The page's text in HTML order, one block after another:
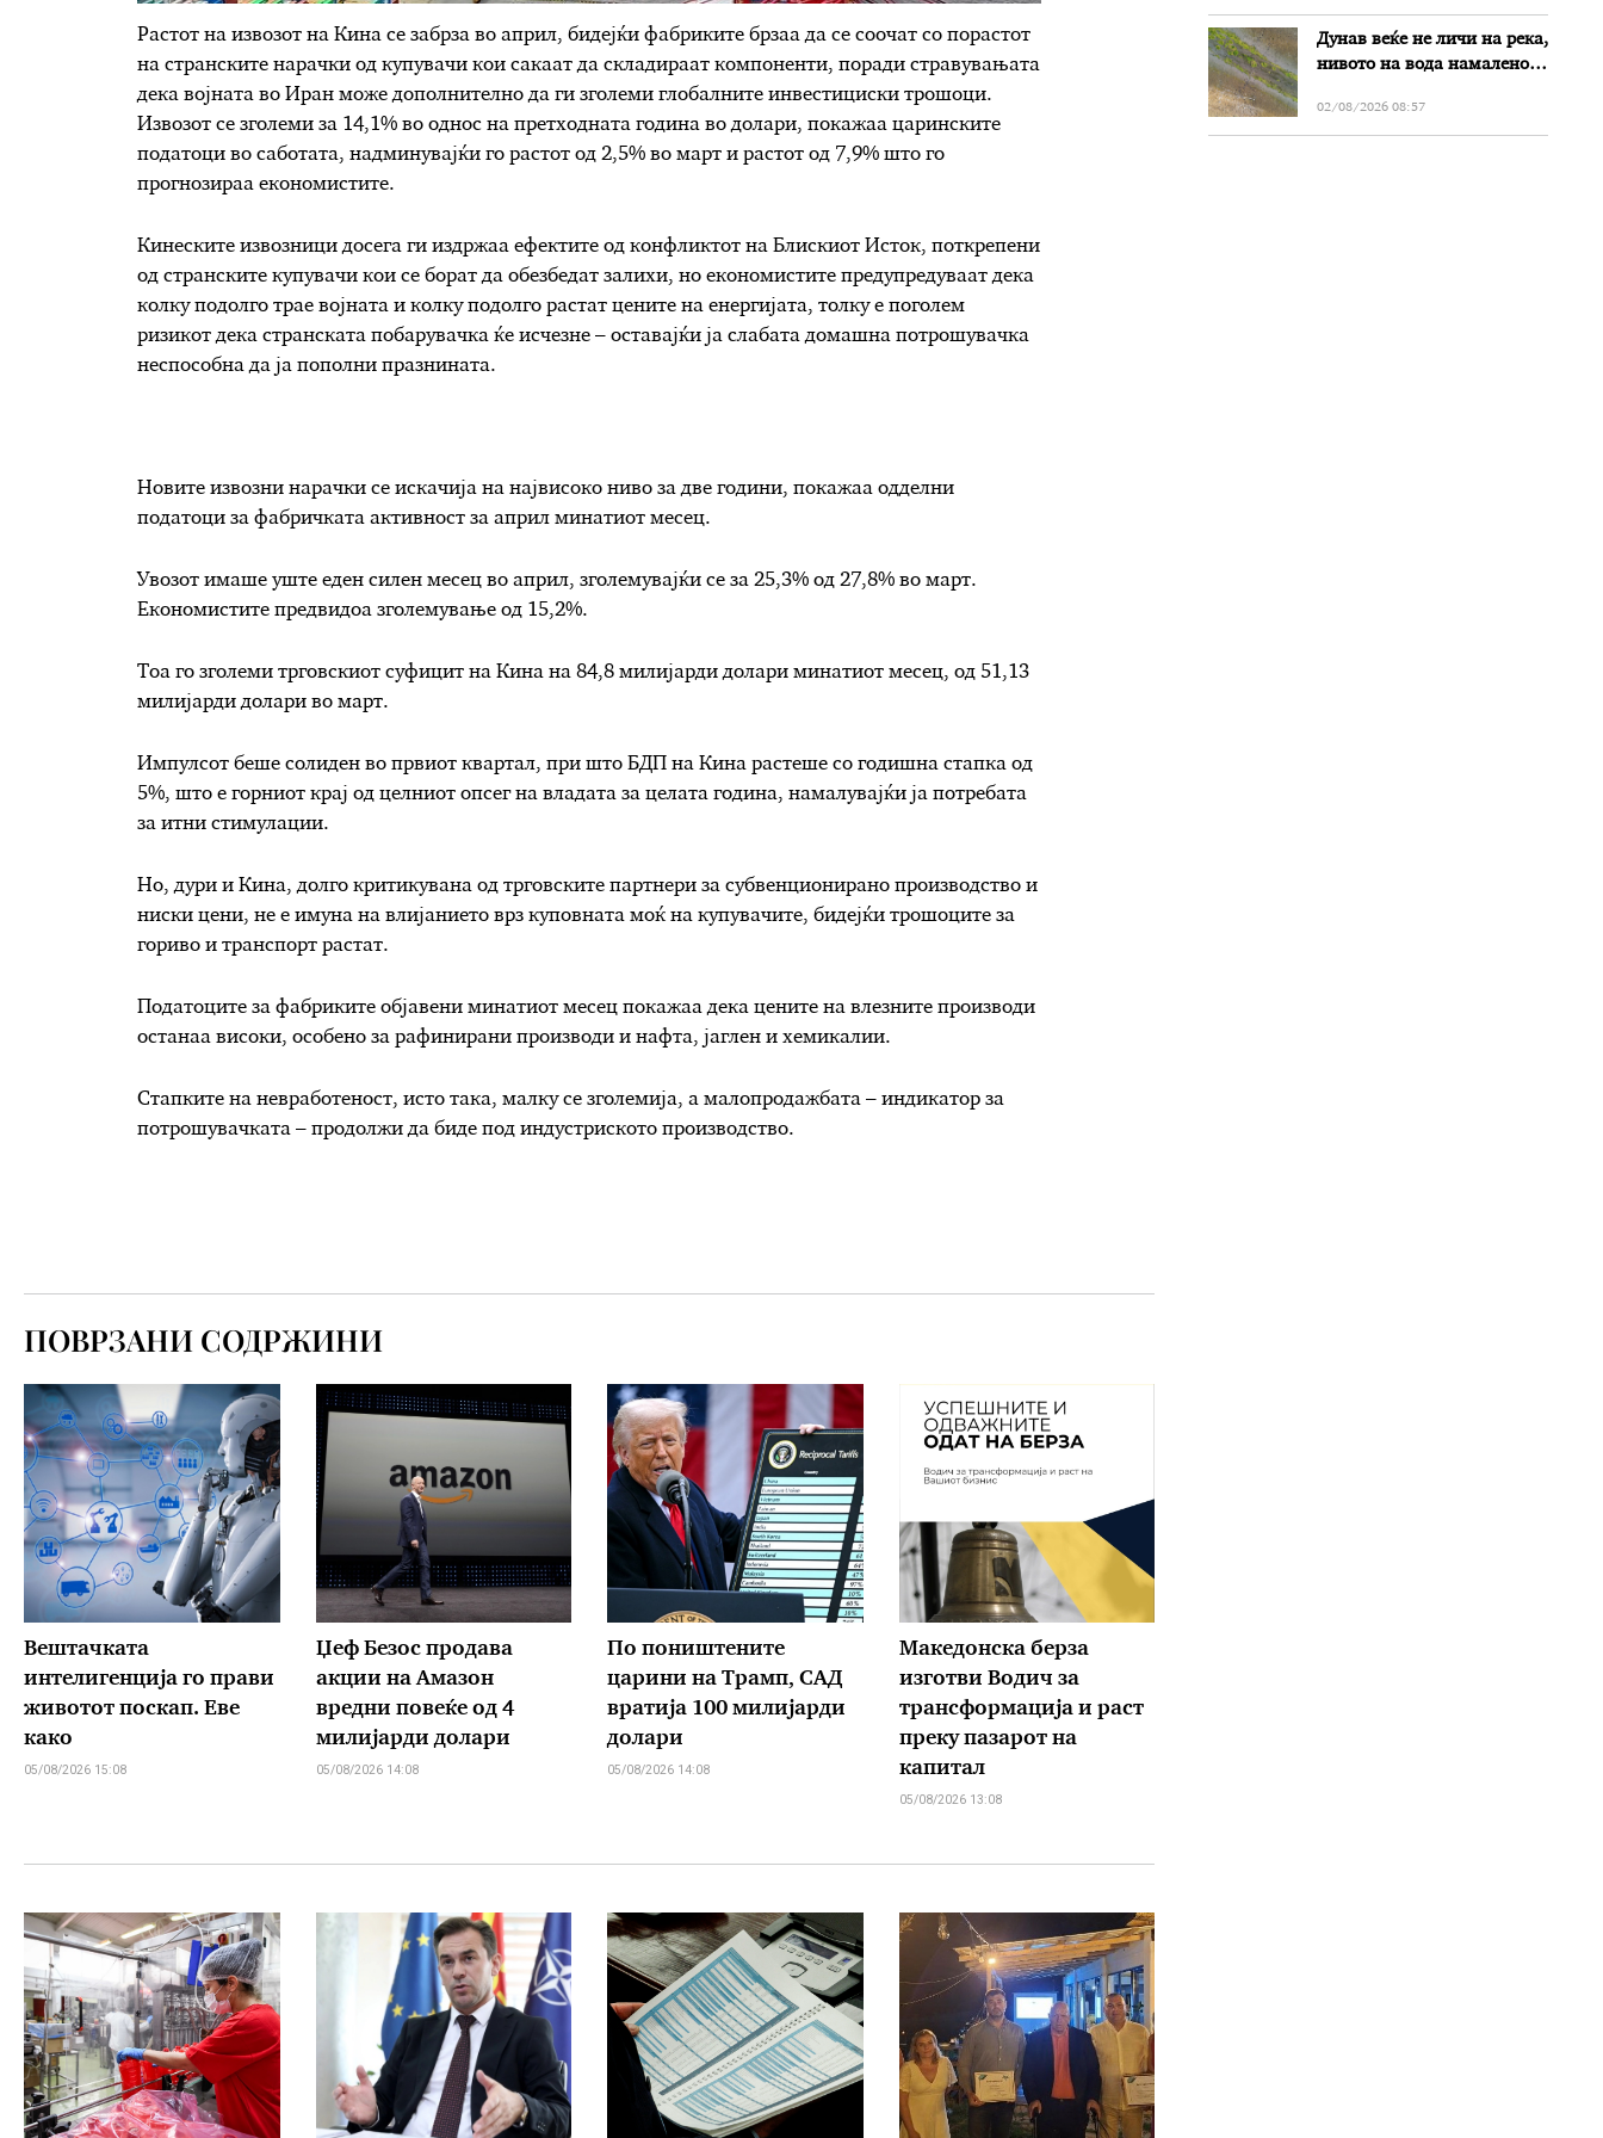
Растот на извозот на Кина се забрза во април, бидејќи фабриките брзаа да се соочат со порастот
на странските нарачки од купувачи кои сакаат да складираат компоненти, поради стравувањата
дека војната во Иран може дополнително да ги зголеми глобалните инвестициски трошоци.
Извозот се зголеми за 14,1% во однос на претходната година во долари, покажаа царинските
податоци во саботата, надминувајќи го растот од 2,5% во март и растот од 7,9% што го
прогнозираа економистите.
Кинеските извозници досега ги издржаа ефектите од конфликтот на Блискиот Исток, поткрепени
од странските купувачи кои се борат да обезбедат залихи, но економистите предупредуваат дека
колку подолго трае војната и колку подолго растат цените на енергијата, толку е поголем
ризикот дека странската побарувачка ќе исчезне – оставајќи ја слабата домашна потрошувачка
неспособна да ја пополни празнината.
Новите извозни нарачки се искачија на највисоко ниво за две години, покажаа одделни
податоци за фабричката активност за април минатиот месец.
Увозот имаше уште еден силен месец во април, зголемувајќи се за 25,3% од 27,8% во март.
Економистите предвидоа зголемување од 15,2%.
Тоа го зголеми трговскиот суфицит на Кина на 84,8 милијарди долари минатиот месец, од 51,13
милијарди долари во март.
Импулсот беше солиден во првиот квартал, при што БДП на Кина растеше со годишна стапка од
5%, што е горниот крај од целниот опсег на владата за целата година, намалувајќи ја потребата
за итни стимулации.
Но, дури и Кина, долго критикувана од трговските партнери за субвенционирано производство и
ниски цени, не е имуна на влијанието врз куповната моќ на купувачите, бидејќи трошоците за
гориво и транспорт растат.
Податоците за фабриките објавени минатиот месец покажаа дека цените на влезните производи
останаа високи, особено за рафинирани производи и нафта, јаглен и хемикалии.
Стапките на невработеност, исто така, малку се зголемија, а малопродажбата – индикатор за
потрошувачката – продолжи да биде под индустриското производство.
ПОВРЗАНИ СОДРЖИНИ
Вештачката
интелигенција го прави
животот поскап. Еве
како
05/08/2026 15:08
Џеф Безос продава
акции на Амазон
вредни повеќе од 4
милијарди долари
05/08/2026 14:08
По поништените
царини на Трамп, САД
вратија 100 милијарди
долари
05/08/2026 14:08
Македонска берза
изготви Водич за
трансформација и раст
преку пазарот на
капитал
05/08/2026 13:08
Дунав веќе не личи на река,
нивото на вода намалено
Бугарија
02/08/2026 08:57